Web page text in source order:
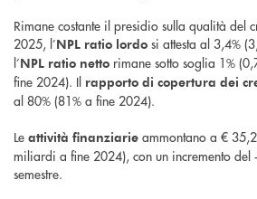
Rimane costante il presidio sulla qualità del
2025, l’NPL ratio lordo si attesta al 3,4%
l’NPL ratio netto rimane sotto soglia 1%
fine 2024). Il rapporto di copertura dei
al 80% (81% a fine 2024).
Le attività finanziarie ammontano a €
miliardi a fine 2024), con un incremento del
semestre.